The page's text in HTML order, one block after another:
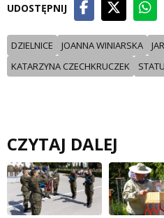
UDOSTĘPNIJ
DZIELNICE JOANNA WINIARSKA
KATARZYNA CZECHKRUCZEK
CZYTAJ DALEJ